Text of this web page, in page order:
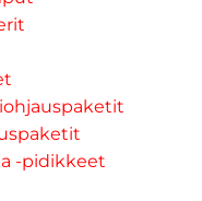
-pidikkeet